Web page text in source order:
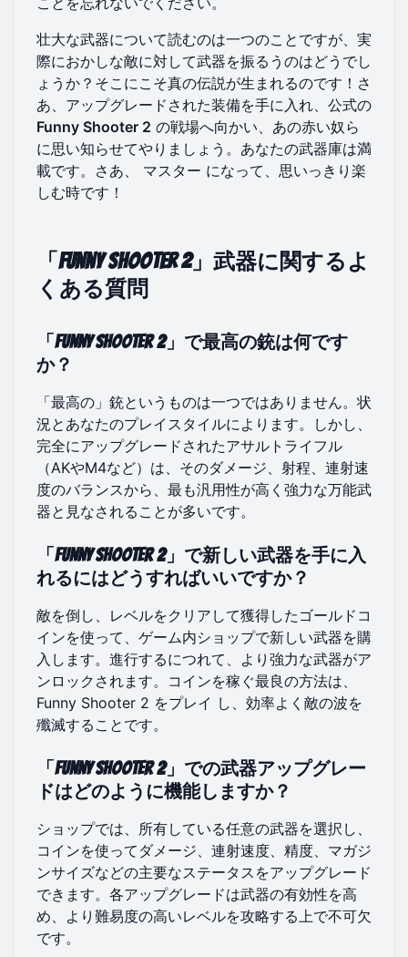
壮大な武器について読むのは一つのことですが、実
際におかしな敵に対して武器を振るうのはどうでし
ょうか？そこにこそ真の伝説が生まれるのです！さ
あ、アップグレードされた装備を手に入れ、公式の
Funny Shooter 2 の戦場へ向かい、あの赤い奴ら
に思い知らせてやりましょう。あなたの武器庫は満
載です。さあ、 マスター になって、思いっきり楽
しむ時です！
「Funny Shooter 2」武器に関するよ
くある質問
「Funny Shooter 2」で最高の銃は何です
か？
「最高の」銃というものは一つではありません。状
況とあなたのプレイスタイルによります。しかし、
完全にアップグレードされたアサルトライフル
（AKやM4など）は、そのダメージ、射程、連射速
度のバランスから、最も汎用性が高く強力な万能武
器と見なされることが多いです。
「Funny Shooter 2」で新しい武器を手に入
れるにはどうすればいいですか？
敵を倒し、レベルをクリアして獲得したゴールドコ
インを使って、ゲーム内ショップで新しい武器を購
入します。進行するにつれて、より強力な武器がア
ンロックされます。コインを稼ぐ最良の方法は、
Funny Shooter 2 をプレイ し、効率よく敵の波を
殲滅することです。
「Funny Shooter 2」での武器アップグレー
ドはどのように機能しますか？
ショップでは、所有している任意の武器を選択し、
コインを使ってダメージ、連射速度、精度、マガジ
ンサイズなどの主要なステータスをアップグレード
できます。各アップグレードは武器の有効性を高
め、より難易度の高いレベルを攻略する上で不可欠
です。